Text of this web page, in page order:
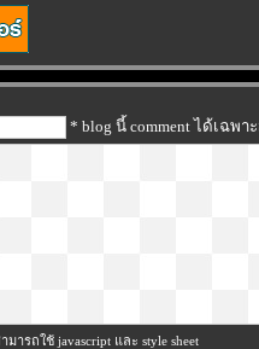
* blog นี้ comment ได้เฉพา
ารถใช้ javascript และ style sheet